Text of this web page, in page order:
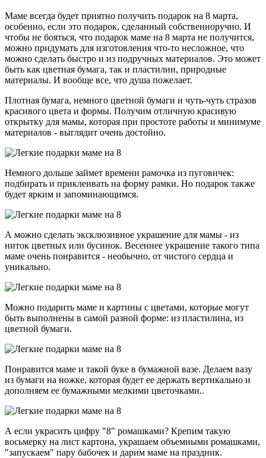
Маме всегда будет приятно получить подарок на 8 марта,
особенно, если это подарок, сделанный собственноручно. И
чтобы не бояться, что подарок маме на 8 марта не получится,
можно придумать для изготовления что-то несложное, что
можно сделать быстро и из подручных материалов. Это может
быть как цветная бумага, так и пластилин, природные
материалы. И вообще все, что душа пожелает.
Плотная бумага, немного цветной бумаги и чуть-чуть стразов
красивого цвета и формы. Получим отличную красивую
открытку для мамы, которая при простоте работы и минимуме
материалов - выглядит очень достойно.
Немного дольше займет времени рамочка из пуговичек:
подбирать и приклеивать на форму рамки. Но подарок также
будет ярким и запоминающимся.
А можно сделать эксклюзивное украшение для мамы - из
ниток цветных или бусинок. Весеннее украшение такого типа
маме очень понравится - необычно, от чистого сердца и
уникально.
Можно подарить маме и картины с цветами, которые могут
быть выполнены в самой разной форме: из пластилина, из
цветной бумаги.
Понравится маме и такой буке в бумажной вазе. Делаем вазу
из бумаги на ножке, которая будет ее держать вертикально и
дополняем ее бумажными мелкими цветочками..
А если украсить цифру "8" ромашками? Крепим такую
восьмерку на лист картона, украшаем объемными ромашками,
"запускаем" пару бабочек и дарим маме на праздник.